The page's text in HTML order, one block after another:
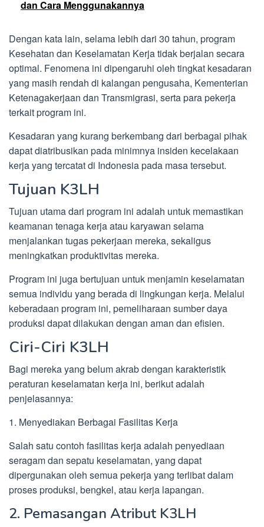
dan Cara Menggunakannya
Dengan kata lain, selama lebih dari 30 tahun, program
Kesehatan dan Keselamatan Kerja tidak berjalan secara
optimal. Fenomena ini dipengaruhi oleh tingkat kesadaran
yang masih rendah di kalangan pengusaha, Kementerian
Ketenagakerjaan dan Transmigrasi, serta para pekerja
terkait program ini.
Kesadaran yang kurang berkembang dari berbagai pihak
dapat diatribusikan pada minimnya insiden kecelakaan
kerja yang tercatat di Indonesia pada masa tersebut.
Tujuan K3LH
Tujuan utama dari program ini adalah untuk memastikan
keamanan tenaga kerja atau karyawan selama
menjalankan tugas pekerjaan mereka, sekaligus
meningkatkan produktivitas mereka.
Program ini juga bertujuan untuk menjamin keselamatan
semua individu yang berada di lingkungan kerja. Melalui
keberadaan program ini, pemeliharaan sumber daya
produksi dapat dilakukan dengan aman dan efisien.
Ciri-Ciri K3LH
Bagi mereka yang belum akrab dengan karakteristik
peraturan keselamatan kerja ini, berikut adalah
penjelasannya:
1. Menyediakan Berbagai Fasilitas Kerja
Salah satu contoh fasilitas kerja adalah penyediaan
seragam dan sepatu keselamatan, yang dapat
dipergunakan oleh semua pekerja yang terlibat dalam
proses produksi, bengkel, atau kerja lapangan.
2. Pemasangan Atribut K3LH